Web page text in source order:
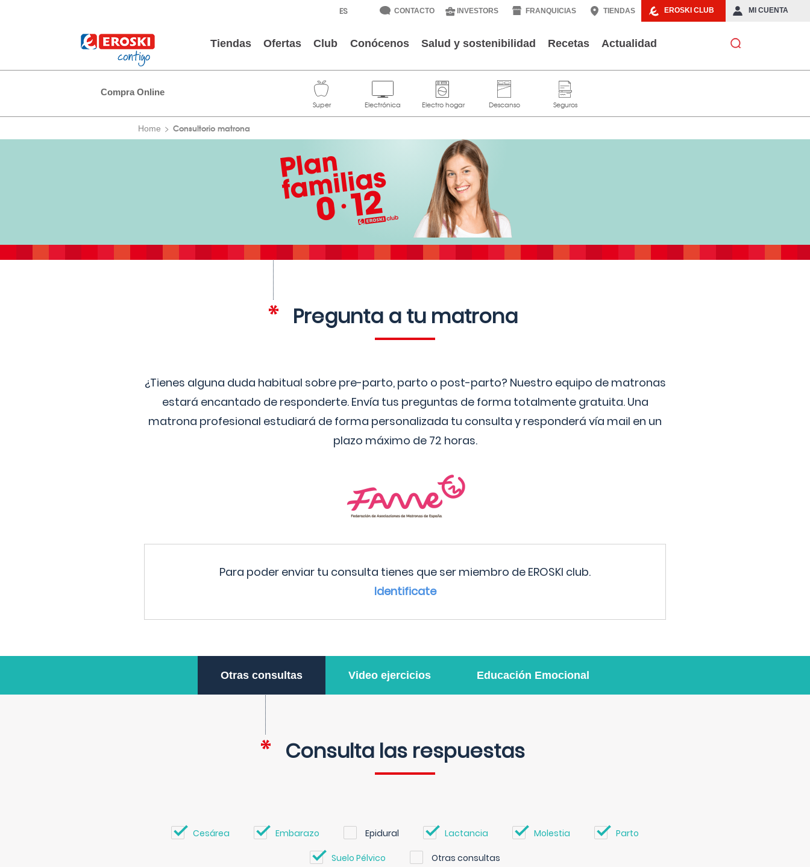
EROSKI CLUB MI CUENTA
CONTACTO INVESTORS FRANQUICIAS TIENDAS
Tiendas Ofertas Club Conócenos Salud y sostenibilidad Recetas Actualidad
Compra Online
Home Consultorio matrona
Pregunta a tu matrona
¿Tienes alguna duda habitual sobre pre-parto, parto o post-parto? Nuestro equipo de matronas
estará encantado de responderte. Envía tus preguntas de forma totalmente gratuita. Una
matrona profesional estudiará de forma personalizada tu consulta y responderá vía mail en un
plazo máximo de 72 horas.
Para poder enviar tu consulta tienes que ser miembro de EROSKI club.
Identificate
Otras consultas Video ejercicios Educación Emocional
Consulta las respuestas
Cesárea Embarazo Epidural Lactancia Molestia Parto
Suelo Pélvico Otras consultas